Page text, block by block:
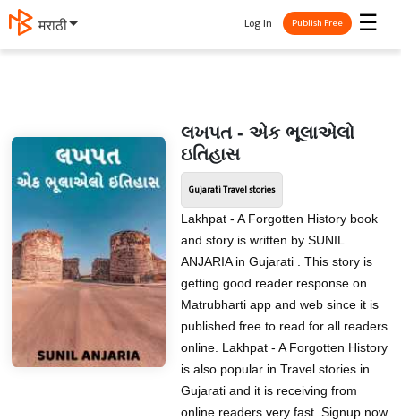
मराठी ☰
Log In Publish Free
લખપત - એક ભૂલાએલો
ઇતિહાસ
Gujarati Travel stories
Lakhpat - A Forgotten History book
and story is written by SUNIL
ANJARIA in Gujarati . This story is
getting good reader response on
Matrubharti app and web since it is
published free to read for all readers
online. Lakhpat - A Forgotten History
is also popular in Travel stories in
Gujarati and it is receiving from
online readers very fast. Signup now